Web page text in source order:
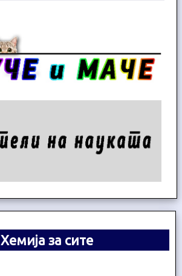
Хемија за сите